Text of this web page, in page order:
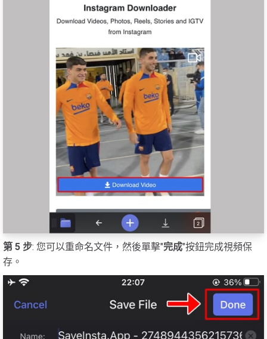
第 5 步: 您可以重命名文件，然後單擊"完成"按鈕完成視頻保
存。